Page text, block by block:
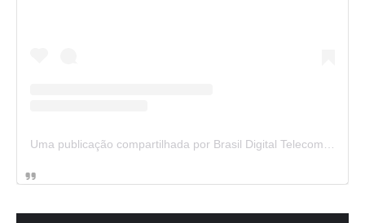
Uma publicação compartilhada por Brasil Digital Telecom (@brasildigitaltelecom)